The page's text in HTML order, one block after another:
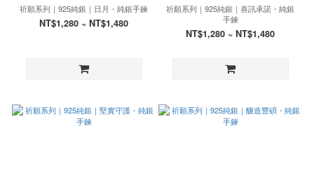
祈願系列｜925純銀｜日月・純銀手鍊
NT$1,280 ~ NT$1,480
祈願系列｜925純銀｜喜訊承諾・純銀
手鍊
NT$1,280 ~ NT$1,480